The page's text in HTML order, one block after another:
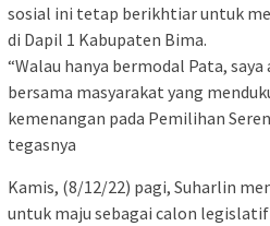
sosial ini tetap berikhtiar untuk
di Dapil 1 Kabupaten Bima.
“Walau hanya bermodal Pata,
bersama masyarakat yang
kemenangan pada Pemilihan
tegasnya
Kamis, (8/12/22) pagi, Suharlin
untuk maju sebagai calon